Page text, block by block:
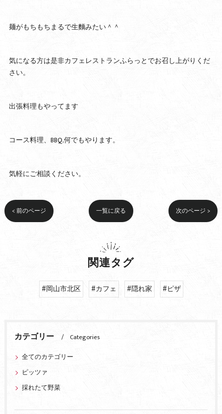
麺がもちもちまるで生麵みたい＾＾
気になる方は是非カフェレストランふらっとでお召し上がりくだ
さい。
出張料理もやってます
コース料理、BBQ,何でもやります。
気軽にご相談ください。
< 前のページ 一覧に戻る 次のページ >
関連タグ
#岡山市北区 #カフェ #隠れ家 #ピザ
カテゴリー
Categories
全てのカテゴリー
ピッツァ
採れたて野菜